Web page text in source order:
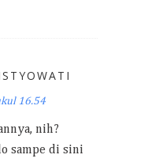
16.54
nih?
sampe di sini